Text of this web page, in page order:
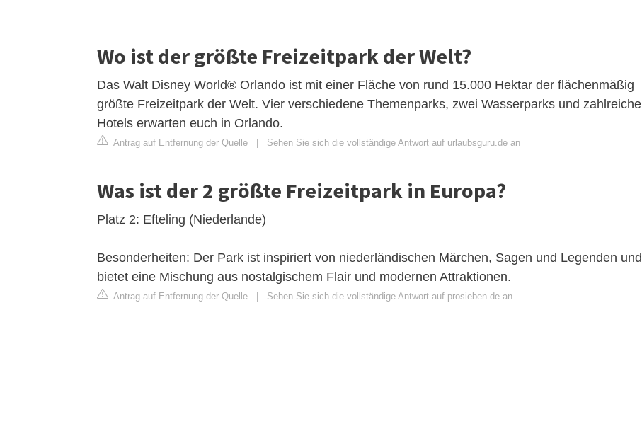
Wo ist der größte Freizeitpark der Welt?
Das Walt Disney World® Orlando ist mit einer Fläche von rund 15.000 Hektar der flächenmäßig
größte Freizeitpark der Welt. Vier verschiedene Themenparks, zwei Wasserparks und zahlreiche
Hotels erwarten euch in Orlando.
Antrag auf Entfernung der Quelle Sehen Sie sich die vollständige Antwort auf urlaubsguru.de an
Was ist der 2 größte Freizeitpark in Europa?
Platz 2: Efteling (Niederlande)
Besonderheiten: Der Park ist inspiriert von niederländischen Märchen, Sagen und Legenden und
bietet eine Mischung aus nostalgischem Flair und modernen Attraktionen.
Antrag auf Entfernung der Quelle Sehen Sie sich die vollständige Antwort auf prosieben.de an